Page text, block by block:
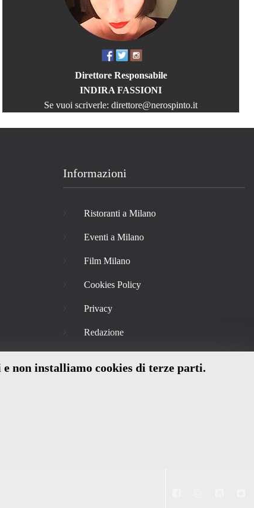
non installiamo cookies di terze parti.
Direttore Responsabile
INDIRA FASSIONI
Se vuoi scriverle: direttore@nerospinto.it
Informazioni
Ristoranti a Milano
Eventi a Milano
Film Milano
Cookies Policy
Privacy
Redazione